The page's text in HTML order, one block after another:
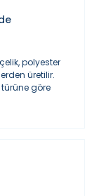
polyester
üretilir.
göre